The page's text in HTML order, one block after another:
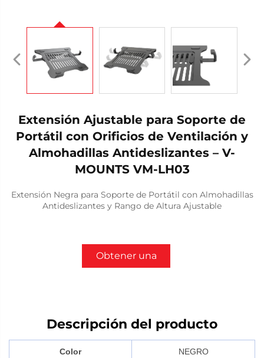
Extensión Ajustable para Soporte de
Portátil con Orificios de Ventilación y
Almohadillas Antideslizantes – V-
MOUNTS VM-LH03
Extensión Negra para Soporte de Portátil con Almohadillas
Antideslizantes y Rango de Altura Ajustable
Obtener una
Descripción del producto
Color NEGRO